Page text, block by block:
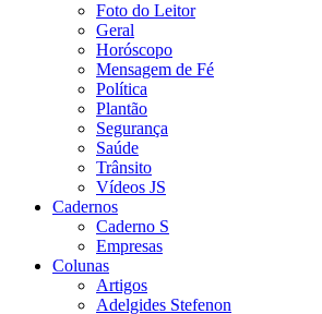
Foto do Leitor
Geral
Horóscopo
Mensagem de Fé
Política
Plantão
Segurança
Saúde
Trânsito
Vídeos JS
Cadernos
Caderno S
Empresas
Colunas
Artigos
Adelgides Stefenon